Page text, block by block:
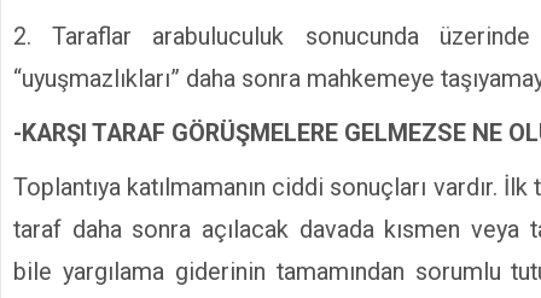
2. Taraflar arabuluculuk sonucunda üzerinde
“uyuşmazlıkları” daha sonra mahkemeye
-KARŞI TARAF GÖRÜŞMELERE GELMEZSE NE
Toplantıya katılmamanın ciddi sonuçları vardır. İlk
taraf daha sonra açılacak davada kısmen veya
bile yargılama giderinin tamamından sorumlu